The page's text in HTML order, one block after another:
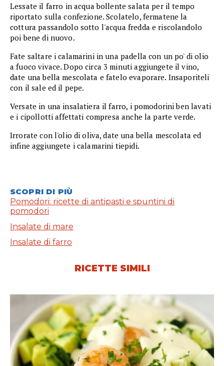
Lessate il farro in acqua bollente salata per il tempo
riportato sulla confezione. Scolatelo, fermatene la
cottura passandolo sotto l'acqua fredda e riscolandolo
poi bene di nuovo.
Fate saltare i calamarini in una padella con un po' di olio
a fuoco vivace. Dopo circa 3 minuti aggiungete il vino,
date una bella mescolata e fatelo evaporare. Insaporiteli
con il sale ed il pepe.
Versate in una insalatiera il farro, i pomodorini ben lavati
e i cipollotti affettati compresa anche la parte verde.
Irrorate con l'olio di oliva, date una bella mescolata ed
infine aggiungete i calamarini tiepidi.
SCOPRI DI PIÙ
Pomodori: ricette di antipasti e spuntini di
pomodori
Insalate di mare
Insalate di farro
RICETTE SIMILI